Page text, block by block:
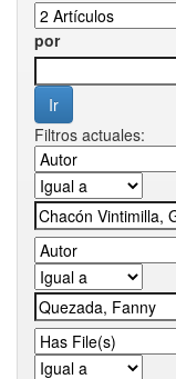
por
Filtros actuales: